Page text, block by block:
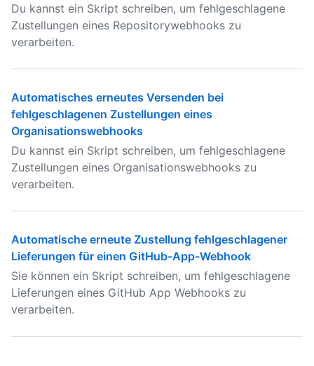
Du kannst ein Skript schreiben, um fehlgeschlagene
Zustellungen eines Repositorywebhooks zu
verarbeiten.
Automatisches erneutes Versenden bei
fehlgeschlagenen Zustellungen eines
Organisationswebhooks
Du kannst ein Skript schreiben, um fehlgeschlagene
Zustellungen eines Organisationswebhooks zu
verarbeiten.
Automatische erneute Zustellung fehlgeschlagener
Lieferungen für einen GitHub-App-Webhook
Sie können ein Skript schreiben, um fehlgeschlagene
Lieferungen eines GitHub App Webhooks zu
verarbeiten.